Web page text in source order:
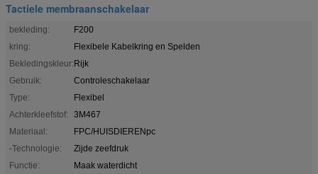
Tactiele membraanschakelaar
bekleding:
F200
kring:
Flexibele Kabelkring en Spelden
Bekledingskleur:Rijk
Gebruik:
Controleschakelaar
Type:
Flexibel
Achterkleefstof:
3M467
Materiaal:
FPC/HUISDIERENpc
-Technologie:
Zijde zeefdruk
Functie:
Maak waterdicht